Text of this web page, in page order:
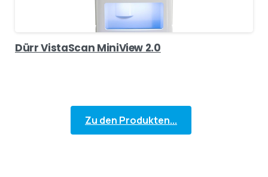
Dürr VistaScan MiniView 2.0
Zu den Produkten...